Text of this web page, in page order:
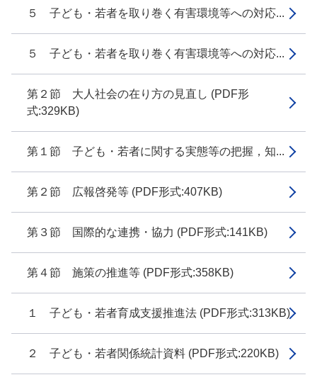
５ 子ども・若者を取り巻く有害環境等への対応...
５ 子ども・若者を取り巻く有害環境等への対応...
第２節 大人社会の在り方の見直し (PDF形
式:329KB)
第１節 子ども・若者に関する実態等の把握，知...
第２節 広報啓発等 (PDF形式:407KB)
第３節 国際的な連携・協力 (PDF形式:141KB)
第４節 施策の推進等 (PDF形式:358KB)
１ 子ども・若者育成支援推進法 (PDF形式:313KB)
２ 子ども・若者関係統計資料 (PDF形式:220KB)